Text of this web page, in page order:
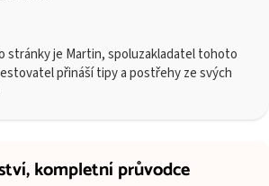
stránky je Martin, spoluzakladatel tohoto
přináší tipy a postřehy ze svých
kompletní průvodce